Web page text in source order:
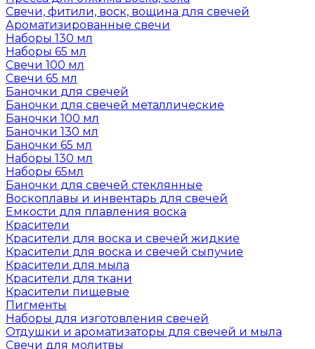
Свечи, фитили, воск, вощина для свечей
Ароматизированные свечи
Наборы 130 мл
Наборы 65 мл
Свечи 100 мл
Свечи 65 мл
Баночки для свечей
Баночки для свечей металлические
Баночки 100 мл
Баночки 130 мл
Баночки 65 мл
Наборы 130 мл
Наборы 65мл
Баночки для свечей стеклянные
Воскоплавы и инвентарь для свечей
Емкости для плавления воска
Красители
Красители для воска и свечей жидкие
Красители для воска и свечей сыпучие
Красители для мыла
Красители для ткани
Красители пищевые
Пигменты
Наборы для изготовления свечей
Отдушки и ароматизаторы для свечей и мыла
Свечи для молитвы